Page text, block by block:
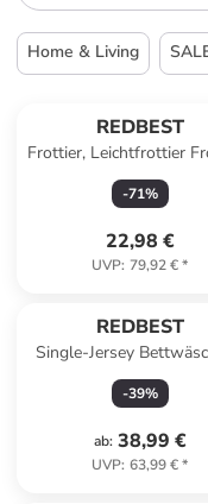
Home & Living
REDBEST
Frottier, Leichtfrottier
Set 20-tlg. Oceanside in
-71%
22,98 €
UVP: 79,92 €*
REDBEST
Single-Jersey
beige-grau
-39%
ab: 38,99 €
UVP: 63,99 €*